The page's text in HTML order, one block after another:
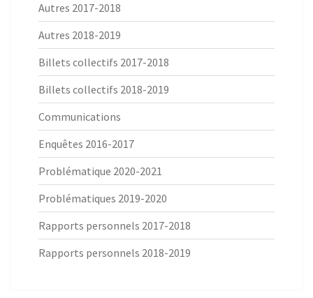
Autres 2017-2018
Autres 2018-2019
Billets collectifs 2017-2018
Billets collectifs 2018-2019
Communications
Enquêtes 2016-2017
Problématique 2020-2021
Problématiques 2019-2020
Rapports personnels 2017-2018
Rapports personnels 2018-2019